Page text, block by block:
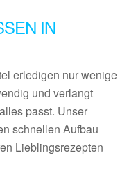
IN
erledigen nur wenige
und verlangt
passt. Unser
schnellen Aufbau
Lieblingsrezepten